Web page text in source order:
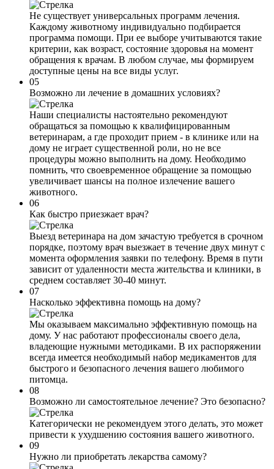
Не существует универсальных программ лечения.
Каждому животному индивидуально подбирается
программа помощи. При ее выборе учитываются такие
критерии, как возраст, состояние здоровья на момент
обращения к врачам. В любом случае, мы формируем
доступные цены на все виды услуг.
05
Возможно ли лечение в домашних условиях?
Наши специалисты настоятельно рекомендуют
обращаться за помощью к квалифицированным
ветеринарам, а где проходит прием - в клинике или на
дому не играет существенной роли, но не все
процедуры можно выполнить на дому. Необходимо
помнить, что своевременное обращение за помощью
увеличивает шансы на полное излечение вашего
животного.
06
Как быстро приезжает врач?
Выезд ветеринара на дом зачастую требуется в срочном
порядке, поэтому врач выезжает в течение двух минут с
момента оформления заявки по телефону. Время в пути
зависит от удаленности места жительства и клиники, в
среднем составляет 30-40 минут.
07
Насколько эффективна помощь на дому?
Мы оказываем максимально эффективную помощь на
дому. У нас работают профессионалы своего дела,
владеющие нужными методиками. В их распоряжении
всегда имеется необходимый набор медикаментов для
быстрого и безопасного лечения вашего любимого
питомца.
08
Возможно ли самостоятельное лечение? Это безопасно?
Категорически не рекомендуем этого делать, это может
привести к ухудшению состояния вашего животного.
09
Нужно ли приобретать лекарства самому?